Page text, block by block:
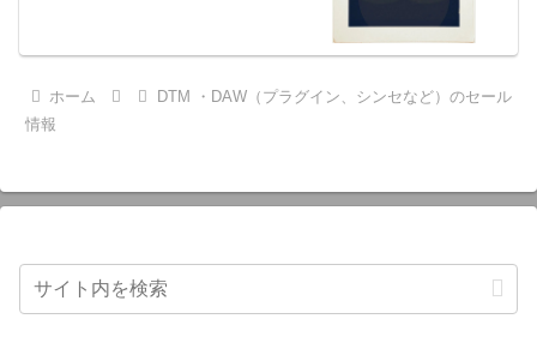
ホーム
DTM ・DAW（プラグイン、シンセなど）のセール
情報